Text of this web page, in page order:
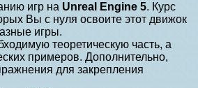
игр на Unreal Engine 5. Курс
Вы с нуля освоите этот движок
игры.
теоретическую часть, а
примеров. Дополнительно,
для закрепления